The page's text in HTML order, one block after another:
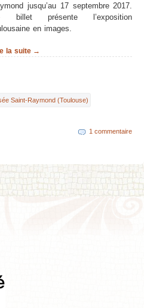
jusqu’au 17 septembre 2017.
billet présente l’exposition
en images.
la suite →
Saint-Raymond (Toulouse)
1 commentaire